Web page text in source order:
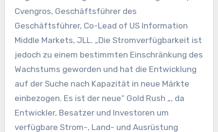
Cvengros, Geschäftsführer des
Geschäftsführer, Co-Lead of US Information
Middle Markets, JLL. „Die Stromverfügbarkeit ist
jedoch zu einem bestimmten Einschränkung des
Wachstums geworden und hat die Entwicklung
auf der Suche nach Kapazität in neue Märkte
einbezogen. Es ist der neue“ Gold Rush „, da
Entwickler, Besatzer und Investoren um
verfügbare Strom-, Land- und Ausrüstung